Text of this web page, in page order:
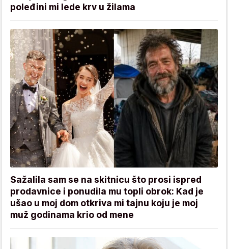
poleđini mi lede krv u žilama
Sažalila sam se na skitnicu što prosi ispred
prodavnice i ponudila mu topli obrok: Kad je
ušao u moj dom otkriva mi tajnu koju je moj
muž godinama krio od mene